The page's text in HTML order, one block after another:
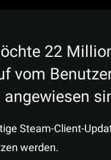
22
vom
Steam-Client-
werden.